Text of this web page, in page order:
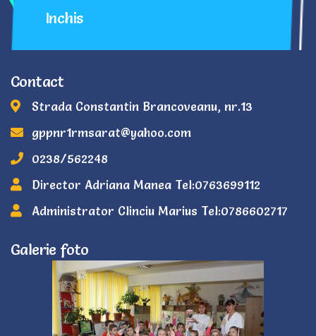
Inchis
Contact
Strada Constantin Brancoveanu, nr.13
gppnr1rmsarat@yahoo.com
0238/562248
Director Adriana Manea Tel:0763699112
Administrator Clinciu Marius Tel:0786602717
Galerie foto